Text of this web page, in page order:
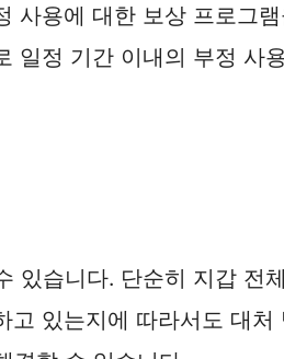
사용에 대한 보상 프로그
일정 기간 이내의 부정
있습니다. 단순히 지갑 전
고 있는지에 따라서도 대